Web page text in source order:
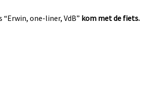
one-liner, VdB” kom met de fiets.